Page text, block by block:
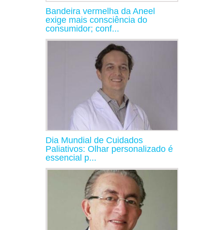
Bandeira vermelha da Aneel
exige mais consciência do
consumidor; conf...
Dia Mundial de Cuidados
Paliativos: Olhar personalizado é
essencial p...